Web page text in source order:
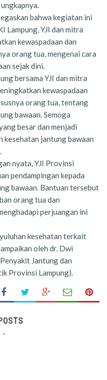
bahwa kegiatan ini
Lampung, YJI dan mitra
kewaspadaan dan
orang tua, mengenai cara
sejak dini.
bersama YJI dan mitra
kewaspadaan
orang tua, tentang
bawaan. Semoga
besar dan menjadi
kesehatan jantung bawaan
nyata, YJI Provinsi
pendampingan kepada
bawaan. Bantuan tersebut
orang tua dan
perjuangan ini
kesehatan terkait
oleh dr. Dwi
Jantung dan
Provinsi Lampung).